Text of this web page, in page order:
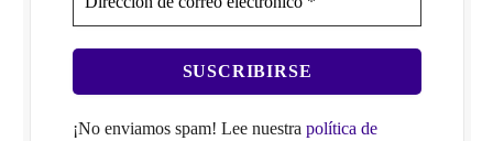
¡No enviamos spam! Lee nuestra política de